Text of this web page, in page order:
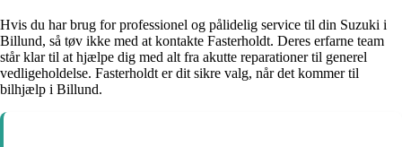
Hvis du har brug for professionel og pålidelig service til din Suzuki i
Billund, så tøv ikke med at kontakte Fasterholdt. Deres erfarne team
står klar til at hjælpe dig med alt fra akutte reparationer til generel
vedligeholdelse. Fasterholdt er dit sikre valg, når det kommer til
bilhjælp i Billund.